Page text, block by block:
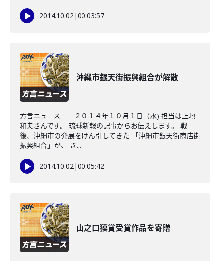
2014.10.02|00:03:57
沖縄市銀天街振興組合が解散
方言ニュース ２０１４年１０月１日（水) 担当は上地
和夫さんです。 琉球新報の記事からお伝えします。 戦
後、沖縄市の発展をけん引してきた 「沖縄市銀天街商店街
振興組合」が、 き...
2014.10.02|00:05:42
山之口獏賞受賞作品を寄贈